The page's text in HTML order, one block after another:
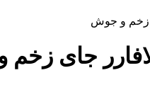
زخم و جوش
جای